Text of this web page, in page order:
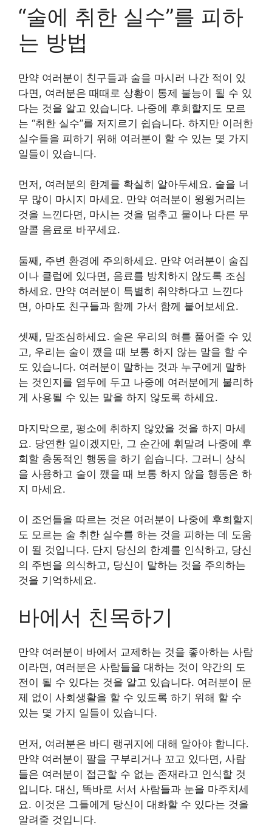
“술에 취한 실수”를 피하
는 방법
만약 여러분이 친구들과 술을 마시러 나간 적이 있
다면, 여러분은 때때로 상황이 통제 불능이 될 수 있
다는 것을 알고 있습니다. 나중에 후회할지도 모르
는 “취한 실수”를 저지르기 쉽습니다. 하지만 이러한
실수들을 피하기 위해 여러분이 할 수 있는 몇 가지
일들이 있습니다.
먼저, 여러분의 한계를 확실히 알아두세요. 술을 너
무 많이 마시지 마세요. 만약 여러분이 윙윙거리는
것을 느낀다면, 마시는 것을 멈추고 물이나 다른 무
알콜 음료로 바꾸세요.
둘째, 주변 환경에 주의하세요. 만약 여러분이 술집
이나 클럽에 있다면, 음료를 방치하지 않도록 조심
하세요. 만약 여러분이 특별히 취약하다고 느낀다
면, 아마도 친구들과 함께 가서 함께 붙어보세요.
셋째, 말조심하세요. 술은 우리의 혀를 풀어줄 수 있
고, 우리는 술이 깼을 때 보통 하지 않는 말을 할 수
도 있습니다. 여러분이 말하는 것과 누구에게 말하
는 것인지를 염두에 두고 나중에 여러분에게 불리하
게 사용될 수 있는 말을 하지 않도록 하세요.
마지막으로, 평소에 취하지 않았을 것을 하지 마세
요. 당연한 일이겠지만, 그 순간에 휘말려 나중에 후
회할 충동적인 행동을 하기 쉽습니다. 그러니 상식
을 사용하고 술이 깼을 때 보통 하지 않을 행동은 하
지 마세요.
이 조언들을 따르는 것은 여러분이 나중에 후회할지
도 모르는 술 취한 실수를 하는 것을 피하는 데 도움
이 될 것입니다. 단지 당신의 한계를 인식하고, 당신
의 주변을 의식하고, 당신이 말하는 것을 주의하는
것을 기억하세요.
바에서 친목하기
만약 여러분이 바에서 교제하는 것을 좋아하는 사람
이라면, 여러분은 사람들을 대하는 것이 약간의 도
전이 될 수 있다는 것을 알고 있습니다. 여러분이 문
제 없이 사회생활을 할 수 있도록 하기 위해 할 수
있는 몇 가지 일들이 있습니다.
먼저, 여러분은 바디 랭귀지에 대해 알아야 합니다.
만약 여러분이 팔을 구부리거나 꼬고 있다면, 사람
들은 여러분이 접근할 수 없는 존재라고 인식할 것
입니다. 대신, 똑바로 서서 사람들과 눈을 마주치세
요. 이것은 그들에게 당신이 대화할 수 있다는 것을
알려줄 것입니다.